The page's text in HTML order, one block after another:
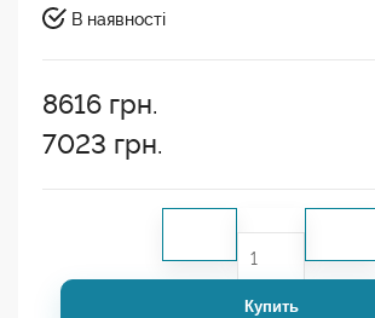
В наявності
8616 грн.
7023 грн.
Купить